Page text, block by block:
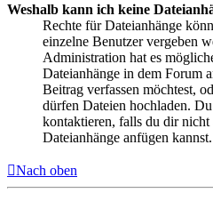
Weshalb kann ich keine
Rechte für Dateianhänge
einzelne Benutzer vergeben
Administration hat es
Dateianhänge in dem Forum
Beitrag verfassen möchtest,
dürfen Dateien hochladen.
kontaktieren, falls du dir
Dateianhänge anfügen kannst.
Nach oben